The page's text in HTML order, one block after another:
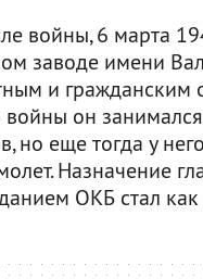
войны, 6 марта
заводе имени
и гражданским
войны он занимался
но еще тогда у
Назначение
ОКБ стал как